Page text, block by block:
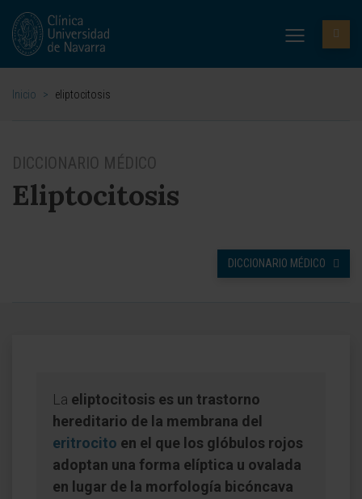
Inicio > eliptocitosis
DICCIONARIO MÉDICO
Eliptocitosis
DICCIONARIO MÉDICO
La eliptocitosis es un trastorno
hereditario de la membrana del
eritrocito en el que los glóbulos rojos
adoptan una forma elíptica u ovalada
en lugar de la morfología bicóncava